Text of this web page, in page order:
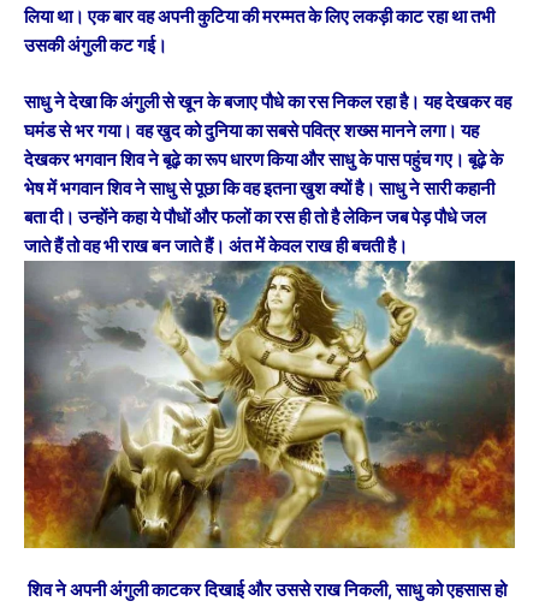
लिया था। एक बार वह अपनी कुटिया की मरम्मत के लिए लकड़ी काट रहा था तभी
उसकी अंगुली कट गई।
साधु ने देखा कि अंगुली से खून के बजाए पौधे का रस निकल रहा है। यह देखकर वह
घमंड से भर गया। वह खुद को दुनिया का सबसे पवित्र शख्स मानने लगा। यह
देखकर भगवान शिव ने बूढ़े का रूप धारण किया और साधु के पास पहुंच गए। बूढ़े के
भेष में भगवान शिव ने साधु से पूछा कि वह इतना खुश क्यों है। साधु ने सारी कहानी
बता दी। उन्होंने कहा ये पौधों और फलों का रस ही तो है लेकिन जब पेड़ पौधे जल
जाते हैं तो वह भी राख बन जाते हैं। अंत में केवल राख ही बचती है।
शिव ने अपनी अंगुली काटकर दिखाई और उससे राख निकली, साधु को एहसास हो